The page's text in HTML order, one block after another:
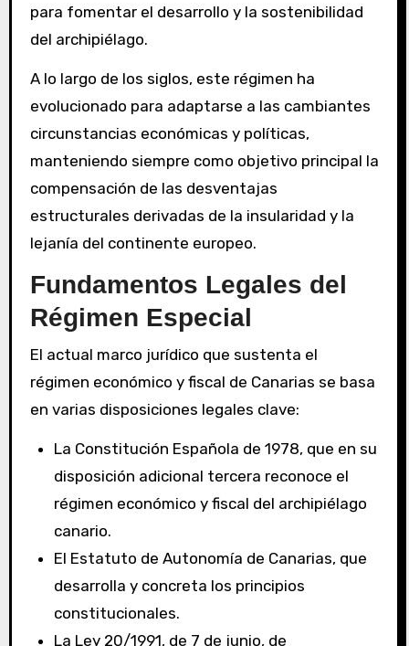
para fomentar el desarrollo y la sostenibilidad
del archipiélago.
A lo largo de los siglos, este régimen ha
evolucionado para adaptarse a las cambiantes
circunstancias económicas y políticas,
manteniendo siempre como objetivo principal la
compensación de las desventajas
estructurales derivadas de la insularidad y la
lejanía del continente europeo.
Fundamentos Legales del
Régimen Especial
El actual marco jurídico que sustenta el
régimen económico y fiscal de Canarias se basa
en varias disposiciones legales clave:
La Constitución Española de 1978, que en su
disposición adicional tercera reconoce el
régimen económico y fiscal del archipiélago
canario.
El Estatuto de Autonomía de Canarias, que
desarrolla y concreta los principios
constitucionales.
La Ley 20/1991, de 7 de junio, de